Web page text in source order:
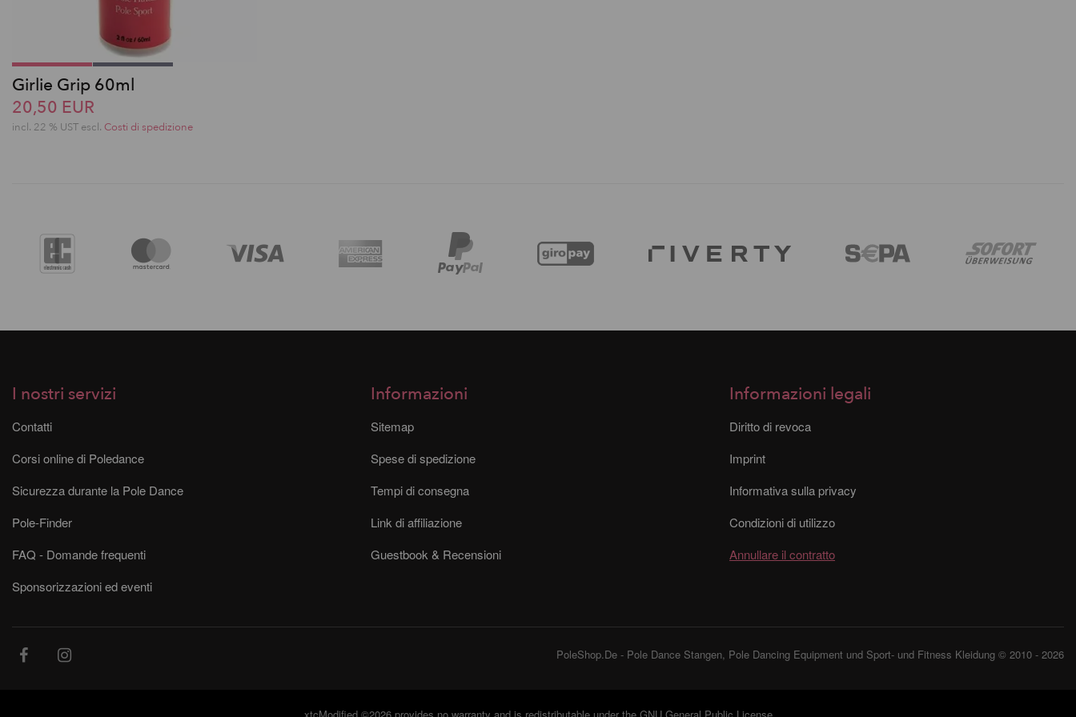
Girlie Grip 60ml
20,50 EUR
incl. 22 % UST escl. Costi di spedizione
I nostri servizi
Contatti
Corsi online di Poledance
Sicurezza durante la Pole Dance
Pole-Finder
FAQ - Domande frequenti
Sponsorizzazioni ed eventi
Informazioni
Sitemap
Spese di spedizione
Tempi di consegna
Link di affiliazione
Guestbook & Recensioni
Informazioni legali
Diritto di revoca
Imprint
Informativa sulla privacy
Condizioni di utilizzo
Annullare il contratto
PoleShop.De - Pole Dance Stangen, Pole Dancing Equipment und Sport- und Fitness Kleidung © 2010 - 2026